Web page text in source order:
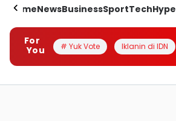
HomeNewsBusinessSportTechHype
For
You
# Yuk Vote Iklanin di IDN